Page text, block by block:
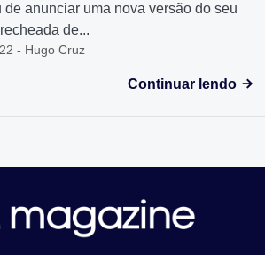
de anunciar uma nova versão do seu
de...
- Hugo Cruz
Continuar lendo